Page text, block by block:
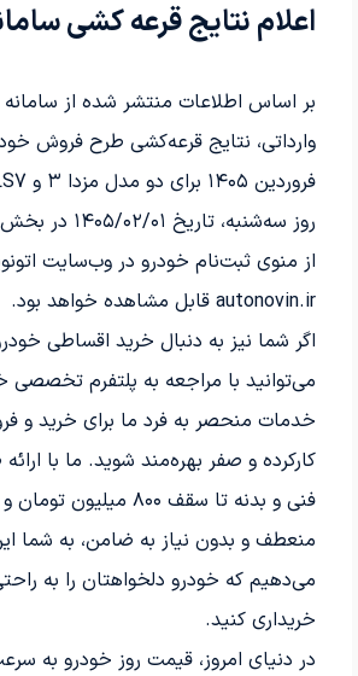
اعلام نتایج قرعه کشی
بر اساس اطلاعات منتشر شده از
وارداتی، نتایج قرعه‌کشی طرح فروش
فروردین ۱۴۰۵ برای دو مدل مزدا ۳ وIM LS
7
روز سه‌شنبه، تاریخ ۱۴۰۵/۰۲/۰۱ در
از منوی ثبت‌نام خودرو در وب‌سایت
autonovin.ir قابل مشاهده خواهد بود.
اگر شما نیز به دنبال خرید اقساطی
می‌توانید با مراجعه به پلتفرم تخصصی
خدمات منحصر به فرد ما برای خرید و
کارکرده و صفر بهره‌مند شوید. ما با
فنی و بدنه تا سقف ۸۰۰
منعطف و بدون نیاز به ضامن، به شما
می‌دهیم که خودرو دلخواهتان را به
خریداری کنید.
در دنیای امروز، قیمت روز خودرو به